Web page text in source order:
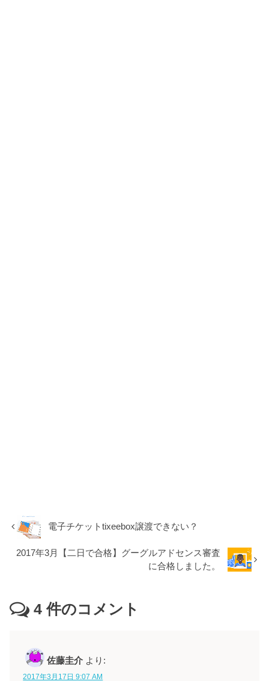
電子チケットtixeebox譲渡できない？
2017年3月【二日で合格】グーグルアドセンス審査
に合格しました。
4 件のコメント
佐藤圭介 より:
2017年3月17日 9:07 AM